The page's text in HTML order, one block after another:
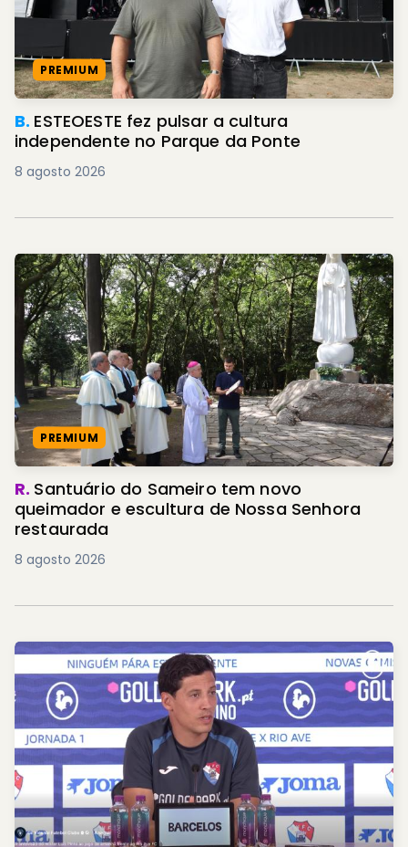
PREMIUM
B. ESTEOESTE fez pulsar a cultura
independente no Parque da Ponte
8 agosto 2026
PREMIUM
R. Santuário do Sameiro tem novo
queimador e escultura de Nossa Senhora
restaurada
8 agosto 2026